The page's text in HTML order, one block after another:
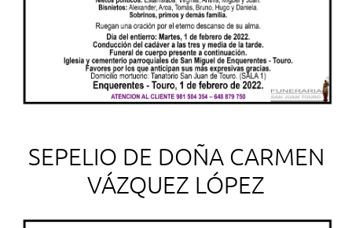
SEPELIO DE DOÑA CARMEN
VÁZQUEZ LÓPEZ